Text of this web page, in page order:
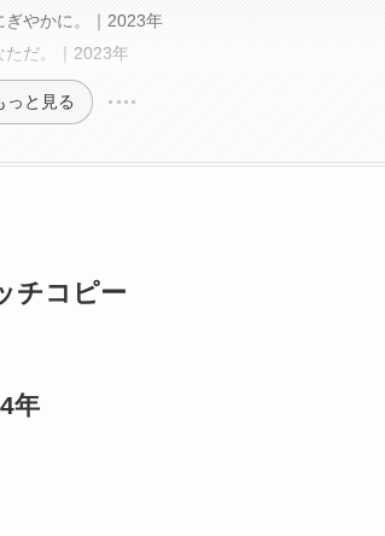
ぎやかに。｜2023年
ただ。｜2023年
っと見る
チコピー
年